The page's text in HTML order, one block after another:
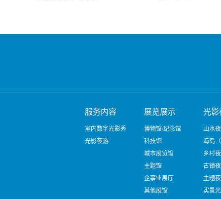
服务内容
室内数字光影秀
光影夜游
展览展示
博物馆/纪念馆
科技馆
城市展览馆
主题馆
企事业展厅
其他展馆
光影
山水
海岛
乡村
古镇
主题
实景